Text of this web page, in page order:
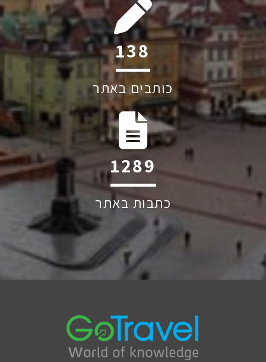
199
כותבים באתר
1852
כתבות באתר